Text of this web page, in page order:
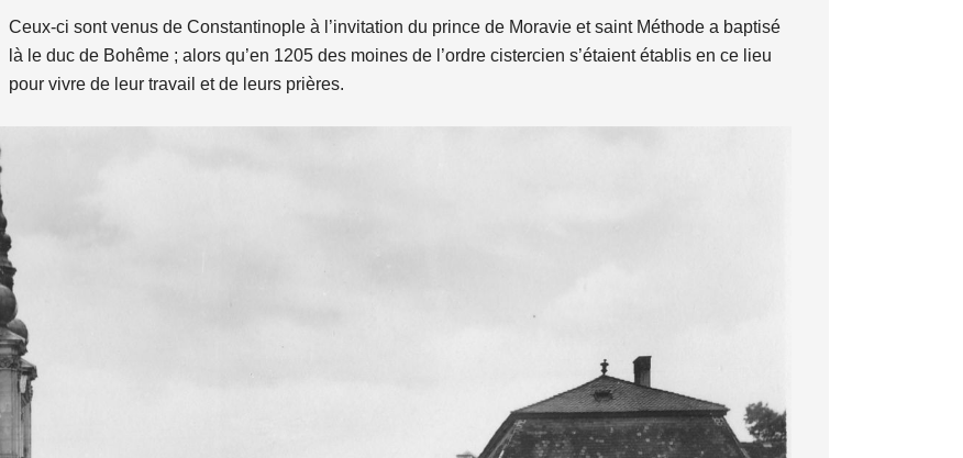
Ceux-ci sont venus de Constantinople à l’invitation du prince de Moravie et saint Méthode a baptisé
là le duc de Bohême ; alors qu’en 1205 des moines de l’ordre cistercien s’étaient établis en ce lieu
pour vivre de leur travail et de leurs prières.